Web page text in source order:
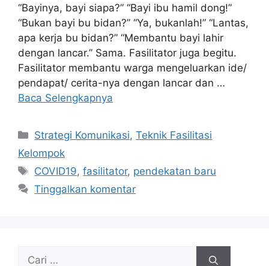
“Bayinya, bayi siapa?” “Bayi ibu hamil dong!”
“Bukan bayi bu bidan?” “Ya, bukanlah!” “Lantas,
apa kerja bu bidan?” “Membantu bayi lahir
dengan lancar.” Sama. Fasilitator juga begitu.
Fasilitator membantu warga mengeluarkan ide/
pendapat/ cerita-nya dengan lancar dan …
Baca Selengkapnya
Kategori
Strategi Komunikasi,Teknik Fasilitasi
Kelompok
Tag
COVID19,fasilitator, pendekatan baru
Tinggalkan komentar
Cari